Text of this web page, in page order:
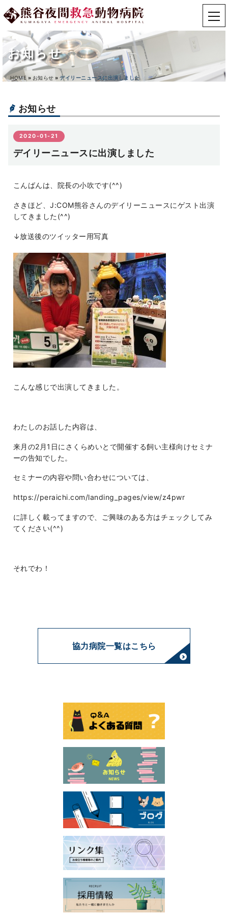
お知らせ
HOME » お知らせ » デイリーニュースに出演しました
お知らせ
2020-01-21
デイリーニュースに出演しました
こんばんは、院長の小吹です(^^)
さきほど、J:COM熊谷さんのデイリーニュースにゲスト出演
してきました(^^)
↓放送後のツイッター用写真
こんな感じで出演してきました。
わたしのお話した内容は、
来月の2月1日にさくらめいとで開催する飼い主様向けセミナ
ーの告知でした。
セミナーの内容や問い合わせについては、
https://peraichi.com/landing_pages/view/z4pwr
に詳しく載ってますので、ご興味のある方はチェックしてみ
てください(^^)
それでわ！
協力病院一覧はこちら